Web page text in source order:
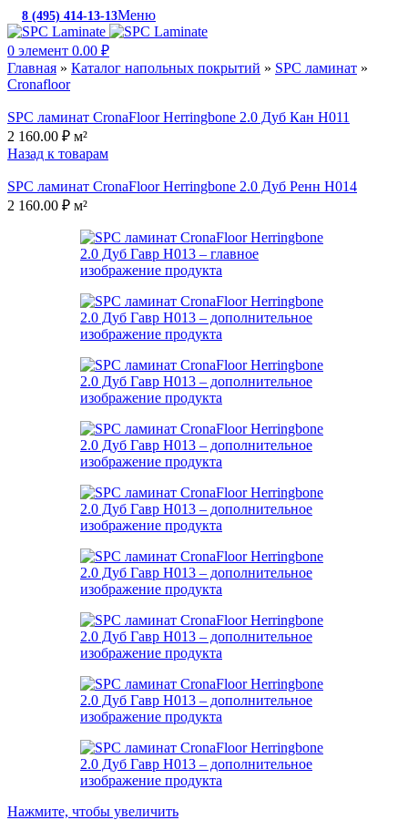
8 (495) 414-13-13Меню
0 элемент 0.00 ₽
Главная » Каталог напольных покрытий » SPC ламинат »
Cronafloor
SPC ламинат CronaFloor Herringbone 2.0 Дуб Кан H011
2 160.00 ₽ м²
Назад к товарам
SPC ламинат CronaFloor Herringbone 2.0 Дуб Ренн H014
2 160.00 ₽ м²
Нажмите, чтобы увеличить